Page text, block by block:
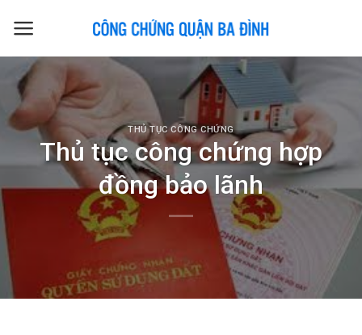
THỦ TỤC CÔNG CHỨNG
Thủ tục công chứng hợp
đồng bảo lãnh